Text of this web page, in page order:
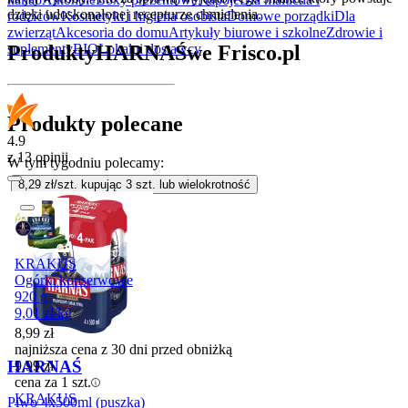
rodzicówKosmetyki i higiena osobistaDomowe porządkiDla
zwierzątAkcesoria do domuArtykuły biurowe i szkolneZdrowie i
suplementyBIOLokalni dostawcy
Produkty polecane
W tym tygodniu polecamy:
8,29 zł/szt. kupując 3 szt. lub wielokrotność
KRAKUS
Ogórki konserwowe
920 g
9,01 zł/kg
8,99 zł
najniższa cena z 30 dni przed obniżką
9,99 zł
cena za 1 szt.
KRAKUS
dzięki udoskonalonej recepturze chmielenia.
ProduktyHARNAŚwe Frisco.pl
4.9
z 13 opinii
HARNAŚ
Piwo 4x500ml (puszka)